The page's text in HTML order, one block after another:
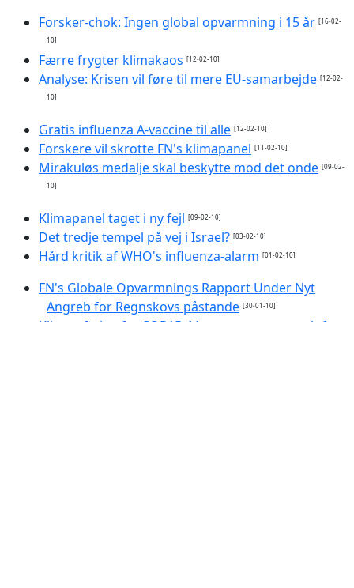
Forsker-chok: Ingen global opvarmning i 15 år [16-02-
10]
Færre frygter klimakaos [12-02-10]
Analyse: Krisen vil føre til mere EU-samarbejde [12-02-
10]
Gratis influenza A-vaccine til alle [12-02-10]
Forskere vil skrotte FN's klimapanel [11-02-10]
Mirakuløs medalje skal beskytte mod det onde [09-02-
10]
Klimapanel taget i ny fejl [09-02-10]
Det tredje tempel på vej i Israel? [03-02-10]
Hård kritik af WHO's influenza-alarm [01-02-10]
FN's Globale Opvarmnings Rapport Under Nyt
Angreb for Regnskovs påstande [30-01-10]
Klima-aftalen fra COP15: Mere og mere varm luft